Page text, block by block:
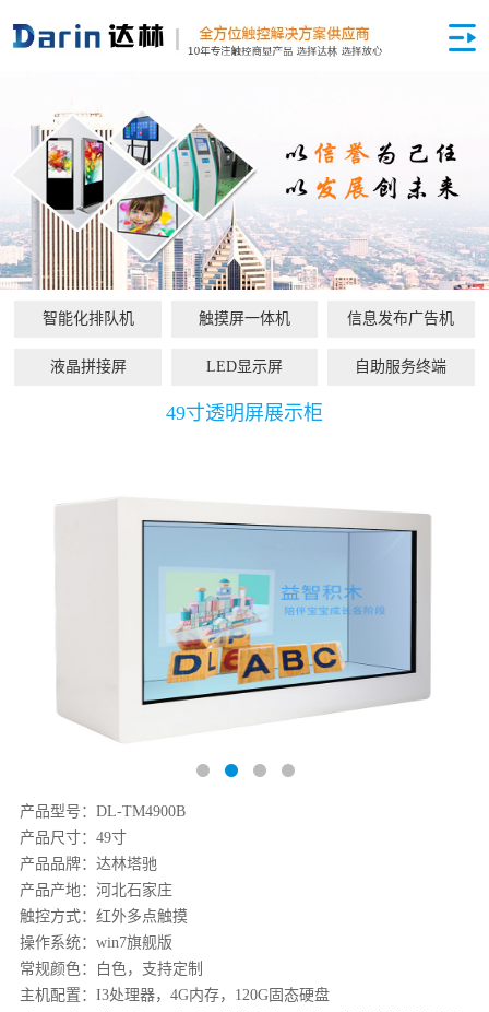
智能化排队机 触摸屏一体机 信息发布广告机
液晶拼接屏 LED显示屏 自助服务终端
49寸透明屏展示柜
产品型号：DL-TM4900B
产品尺寸：49寸
产品品牌：达林塔驰
产品产地：河北石家庄
触控方式：红外多点触摸
操作系统：win7旗舰版
常规颜色：白色，支持定制
主机配置：I3处理器，4G内存，120G固态硬盘